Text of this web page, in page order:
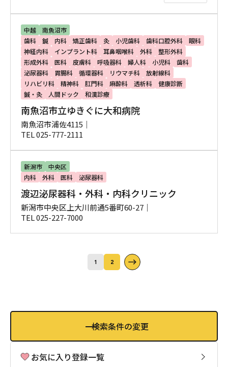
中越
南魚沼市
歯科
鍼 内科 矯正歯科 灸 小児歯科 歯科口腔外科
眼科
神経内科
インプラント科 耳鼻咽喉科 外科
整形外科
形成外科
医科 皮膚科 呼吸器科 婦人科 小児科
歯科
泌尿器科
胃腸科 循環器科 リウマチ科
放射線科
リハビリ科
精神科 肛門科 麻酔科 透析科
健康診断
鍼・灸
人間ドック 和漢診療
南魚沼市立ゆきぐに大和病院
南魚沼市浦佐4115｜
TEL 025-777-2111
新潟市
中央区
内科
外科 医科 泌尿器科
渡辺泌尿器科・外科・内科クリニック
新潟市中央区上大川前通5番町60-27｜
TEL 025-227-7000
1 2
検索条件の変更
お気に入り登録一覧